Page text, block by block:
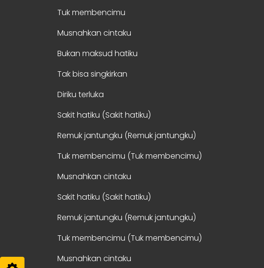
Tuk membencimu
Musnahkan cintaku
Bukan maksud hatiku
Tak bisa singkirkan
Diriku terluka
Sakit hatiku (Sakit hatiku)
Remuk jantungku (Remuk jantungku)
Tuk membencimu (Tuk membencimu)
Musnahkan cintaku
Sakit hatiku (Sakit hatiku)
Remuk jantungku (Remuk jantungku)
Tuk membencimu (Tuk membencimu)
Musnahkan cintaku